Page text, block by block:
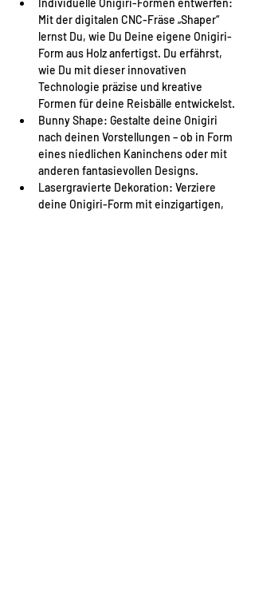
Individuelle Onigiri-Formen entwerfen:
Mit der digitalen CNC-Fräse „Shaper“
lernst Du, wie Du Deine eigene Onigiri-
Form aus Holz anfertigst. Du erfährst,
wie Du mit dieser innovativen
Technologie präzise und kreative
Formen für deine Reisbälle entwickelst.
Bunny Shape: Gestalte deine Onigiri
nach deinen Vorstellungen – ob in Form
eines niedlichen Kaninchens oder mit
anderen fantasievollen Designs.
Lasergravierte Dekoration: Verziere
deine Onigiri-Form mit einzigartigen,